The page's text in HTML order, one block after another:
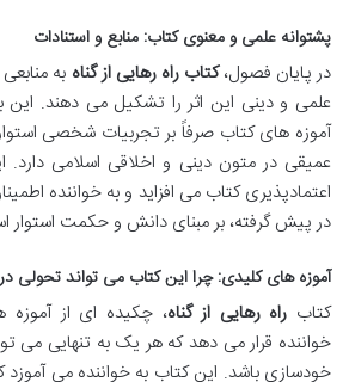
پشتوانه علمی و معنوی کتاب: منابع و استنادات
در پایان فصول،کتاب راه رهایی از گناه به
علمی و دینی این اثر را تشکیل می دهند.
آموزه های کتاب صرفاً بر تجربیات شخصی
عمیقی در متون دینی و اخلاقی اسلامی دارد.
اعتمادپذیری کتاب می افزاید و به خواننده
در پیش گرفته، بر مبنای دانش و حکمت استوار
آموزه های کلیدی: چرا این کتاب می تواند تحولی
کتاب راه رهایی از گناه، چکیده ای از آموزه
خواننده قرار می دهد که هر یک به تنهایی می
خودسازی باشد. این کتاب به خواننده می آموزد